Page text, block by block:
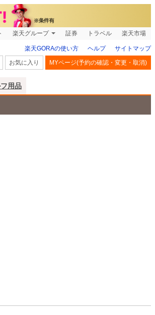
楽天グループ 証券 トラベル 楽天市場
楽天GORAの使い方 ヘルプ
サイトマップ
お気に入り MYページ(予約の確認・変更・取消)
用品